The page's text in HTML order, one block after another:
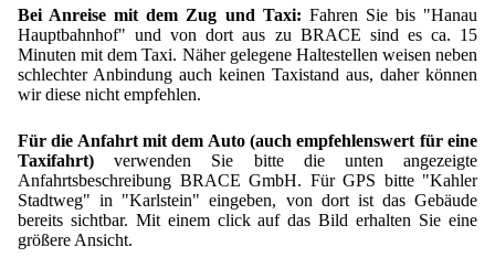
Keramische Hohlkugeln
Polymere
Staubreduktion
Angebotsanfrage
Runde Sache
Fraunhofer UMSICHT Tage
Powering Green Chemistry with Microspheres and
Microcapsules
Shaping of Alginate–Silica Hybrid Materials
Angebotsanfrage
Bewertungsseite
Registrierung
Bestätigungsseite Anfrage
Bestätigungsseite Bewertung
Mitgliederseiten
Neu Registrieren
Bestätigungsseite Registrierung
Account Aktiviert
Passwort vergessen
Login
Neu Registrieren
Bei Anreise mit dem Zug und Taxi: Fahren Sie bis "Hanau
Hauptbahnhof" und von dort aus zu BRACE sind es ca. 15
Minuten mit dem Taxi. Näher gelegene Haltestellen weisen neben
schlechter Anbindung auch keinen Taxistand aus, daher können
wir diese nicht empfehlen.
Für die Anfahrt mit dem Auto (auch empfehlenswert für eine
Taxifahrt) verwenden Sie bitte die unten angezeigte
Anfahrtsbeschreibung BRACE GmbH. Für GPS bitte "Kahler
Stadtweg" in "Karlstein" eingeben, von dort ist das Gebäude
bereits sichtbar. Mit einem click auf das Bild erhalten Sie eine
größere Ansicht.